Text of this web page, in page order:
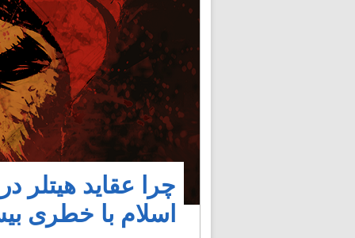
چرا عقاید هیتلر
اسلام با خطری